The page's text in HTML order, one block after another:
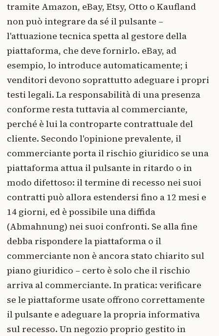
tramite Amazon, eBay, Etsy, Otto o Kaufland
non può integrare da sé il pulsante –
l'attuazione tecnica spetta al gestore della
piattaforma, che deve fornirlo. eBay, ad
esempio, lo introduce automaticamente; i
venditori devono soprattutto adeguare i propri
testi legali. La responsabilità di una presenza
conforme resta tuttavia al commerciante,
perché è lui la controparte contrattuale del
cliente. Secondo l'opinione prevalente, il
commerciante porta il rischio giuridico se una
piattaforma attua il pulsante in ritardo o in
modo difettoso: il termine di recesso nei suoi
contratti può allora estendersi fino a 12 mesi e
14 giorni, ed è possibile una diffida
(Abmahnung) nei suoi confronti. Se alla fine
debba rispondere la piattaforma o il
commerciante non è ancora stato chiarito sul
piano giuridico – certo è solo che il rischio
arriva al commerciante. In pratica: verificare
se le piattaforme usate offrono correttamente
il pulsante e adeguare la propria informativa
sul recesso. Un negozio proprio gestito in